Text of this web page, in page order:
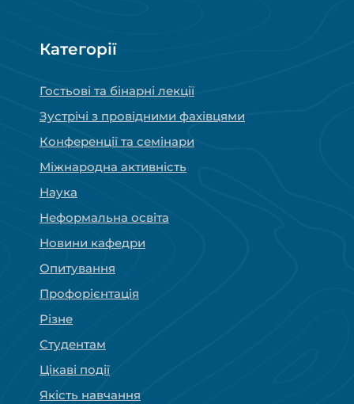
Категорії
Гостьові та бінарні лекції
Зустрічі з провідними фахівцями
Конференції та семінари
Міжнародна активність
Наука
Неформальна освіта
Новини кафедри
Опитування
Профорієнтація
Різне
Студентам
Цікаві події
Якість навчання